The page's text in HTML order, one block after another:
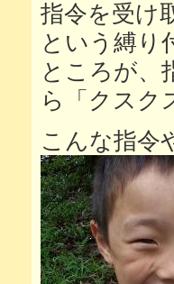
指令を受け
という縛り
ところが、
ら「クスク
こんな指令